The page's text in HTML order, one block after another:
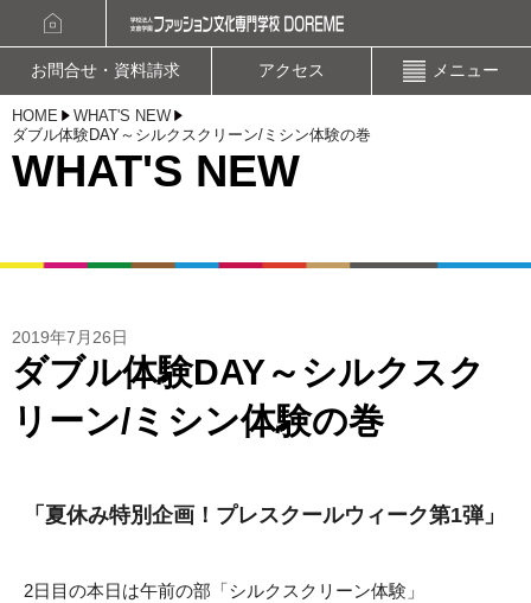
お問合せ・資料請求 アクセス メニュー
資料請求 オープンキャンパスお申込み
HOME
WHAT'S NEW
ダブル体験DAY～シルクスクリーン/ミシン体験の巻
WHAT'S NEW
2019年7月26日
ダブル体験DAY～シルクスク
リーン/ミシン体験の巻
「夏休み特別企画！プレスクールウィーク第1弾」
2日目の本日は午前の部「シルクスクリーン体験」